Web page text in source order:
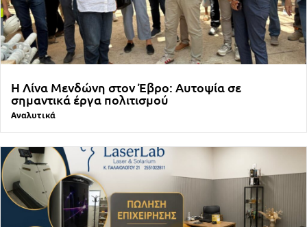
Η Λίνα Μενδώνη στον Έβρο: Αυτοψία σε
σημαντικά έργα πολιτισμού
Αναλυτικά